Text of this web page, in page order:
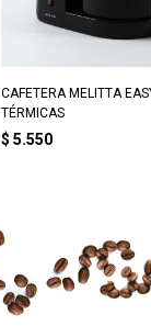
CAFETERA MELITTA
TÉRMICAS
$ 5.550